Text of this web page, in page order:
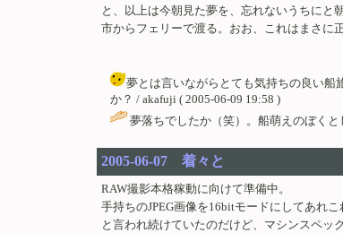
と、以上は今朝見た夢を、忘れないうちに
市からフェリーで渡る。おお、これはまさに
夢とは言いながらとても気持ちの良い船
か？ / akafuji ( 2005-06-09 19:58 )
夢落ちでしたか（笑）。船萌えのぼく
2005-06-07 着々と
RAW撮影本格稼動に向けて準備中。
手持ちのJPEG画像を16bitモードにしてあれ
と言われ続けていたのだけど、マシンスペ